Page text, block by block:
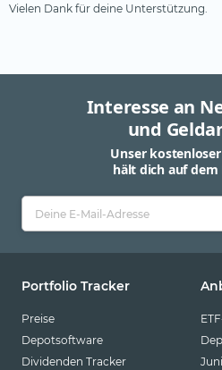
Vielen Dank für deine Unterstützung.
Interesse an
und
Unser
hält dich auf dem
Portfolio Tracker
Preise
Depotsoftware
Dividenden Tracker